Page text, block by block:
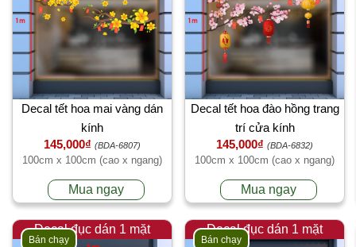
Decal tết hoa mai vàng dán
kính
145,000₫ (BDA-6807)
100cm x 100cm (cao x ngang)
Mua ngay
Decal tết hoa đào hồng trang
trí cửa kính
145,000₫ (BDA-6832)
100cm x 100cm (cao x ngang)
Mua ngay
Decal đục dán 1 mặt
Bán chạy
Decal đục dán 1 mặt
Bán chạy